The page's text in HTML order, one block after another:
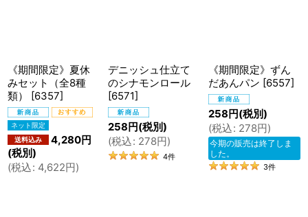
絞り込む
《期間限定》夏休
みセット（全8種
類）
[6357]
4,280円
(税別)
(税込: 4,622円)
デニッシュ仕立て
のシナモンロール
[6571]
258 円(税別)
(税込: 278円)
4件
《期間限定》ずん
だあんパン [6557]
258 円(税別)
(税込: 278円)
今期の販売は終了しま
した。
3件